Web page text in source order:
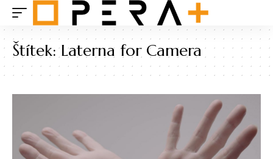
Štítek:Laterna for Camera